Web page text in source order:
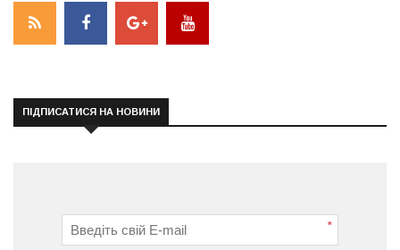
ПІДПИСАТИСЯ НА НОВИНИ
*